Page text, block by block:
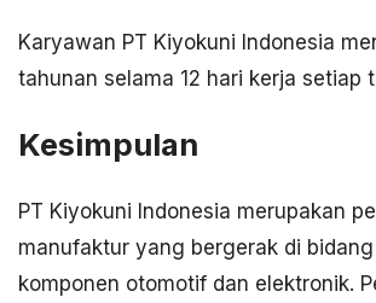
Karyawan PT Kiyokuni Indonesia
tahunan selama 12 hari kerja setiap
Kesimpulan
PT Kiyokuni Indonesia merupakan
manufaktur yang bergerak di
komponen otomotif dan elektronik.